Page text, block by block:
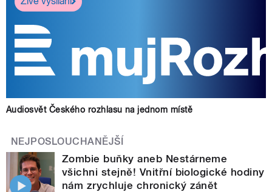
Audiosvět Českého rozhlasu na jednom místě
NEJPOSLOUCHANĚJŠÍ
Zombie buňky aneb Nestárneme
všichni stejně! Vnitřní biologické hodiny
nám zrychluje chronický zánět